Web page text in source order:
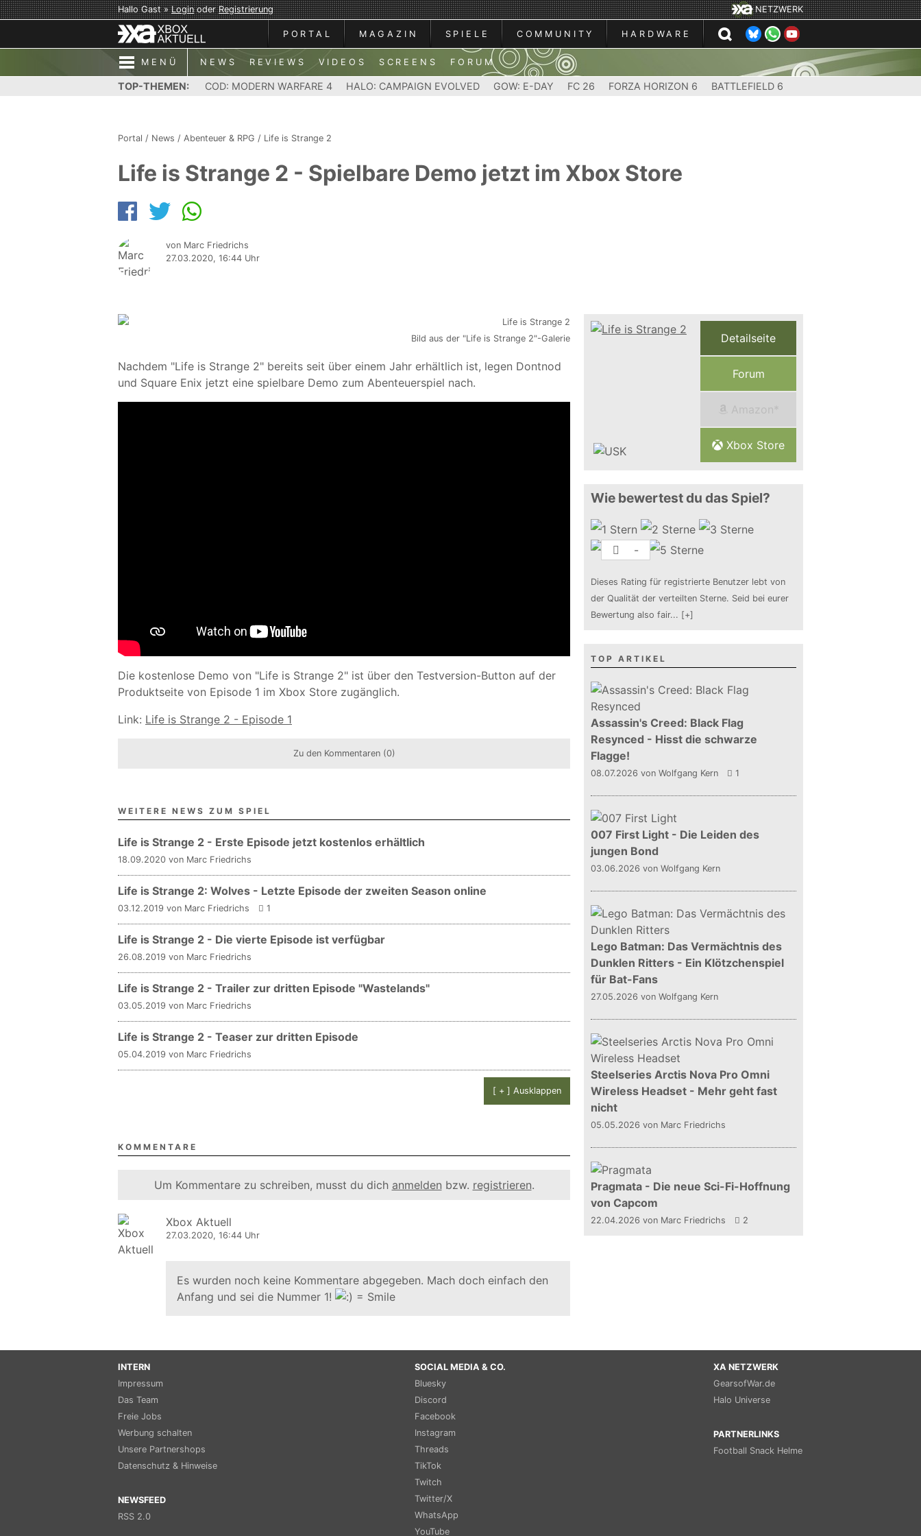
Hallo Gast »LoginoderRegistrierung NETZWERK
PORTAL MAGAZIN SPIELE COMMUNITY HARDWARE
MENÜ NEWS REVIEWS VIDEOS SCREENS FORUM
TOP-THEMEN: COD: MODERN WARFARE 4 HALO: CAMPAIGN EVOLVED GOW: E-DAY FC 26 FORZA HORIZON 6 BATTLEFIELD 6
Portal / News / Abenteuer & RPG / Life is Strange 2
Life is Strange 2 - Spielbare Demo jetzt im Xbox Store
von Marc Friedrichs
27.03.2020, 16:44 Uhr
Bild aus der "Life is Strange 2"-Galerie
Nachdem "Life is Strange 2" bereits seit über einem Jahr erhältlich ist, legen Dontnod
und Square Enix jetzt eine spielbare Demo zum Abenteuerspiel nach.
Die kostenlose Demo von "Life is Strange 2" ist über den Testversion-Button auf der
Produktseite von Episode 1 im Xbox Store zugänglich.
Link: Life is Strange 2 - Episode 1
Zu den Kommentaren (0)
WEITERE NEWS ZUM SPIEL
Life is Strange 2 - Erste Episode jetzt kostenlos erhältlich
18.09.2020 von Marc Friedrichs
Life is Strange 2: Wolves - Letzte Episode der zweiten Season online
03.12.2019 von Marc Friedrichs 1
Life is Strange 2 - Die vierte Episode ist verfügbar
26.08.2019 von Marc Friedrichs
Life is Strange 2 - Trailer zur dritten Episode "Wastelands"
03.05.2019 von Marc Friedrichs
Life is Strange 2 - Teaser zur dritten Episode
05.04.2019 von Marc Friedrichs
[ + ] Ausklappen
KOMMENTARE
Um Kommentare zu schreiben, musst du dich anmelden bzw. registrieren.
Xbox Aktuell
27.03.2020, 16:44 Uhr
Es wurden noch keine Kommentare abgegeben. Mach doch einfach den
Anfang und sei die Nummer 1!
Detailseite
Forum
Amazon*
Xbox Store
Wie bewertest du das Spiel?
-
Dieses Rating für registrierte Benutzer lebt von
der Qualität der verteilten Sterne. Seid bei eurer
Bewertung also fair... [+]
TOP ARTIKEL
Assassin's Creed: Black Flag
Resynced - Hisst die schwarze
Flagge!
08.07.2026 von Wolfgang Kern 1
007 First Light - Die Leiden des
jungen Bond
03.06.2026 von Wolfgang Kern
Lego Batman: Das Vermächtnis des
Dunklen Ritters - Ein Klötzchenspiel
für Bat-Fans
27.05.2026 von Wolfgang Kern
Steelseries Arctis Nova Pro Omni
Wireless Headset - Mehr geht fast
nicht
05.05.2026 von Marc Friedrichs
Pragmata - Die neue Sci-Fi-Hoffnung
von Capcom
22.04.2026 von Marc Friedrichs 2
INTERN
Impressum
Das Team
Freie Jobs
Werbung schalten
Unsere Partnershops
Datenschutz & Hinweise
NEWSFEED
RSS 2.0
SOCIAL MEDIA & CO.
Bluesky
Discord
Facebook
Instagram
Threads
TikTok
Twitch
Twitter/X
WhatsApp
YouTube
XA NETZWERK
GearsofWar.de
Halo Universe
PARTNERLINKS
Football Snack Helme